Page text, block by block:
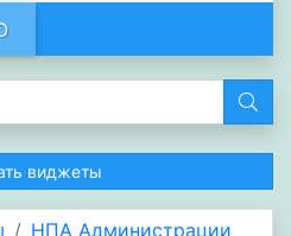
виджеты
НПА Администрации